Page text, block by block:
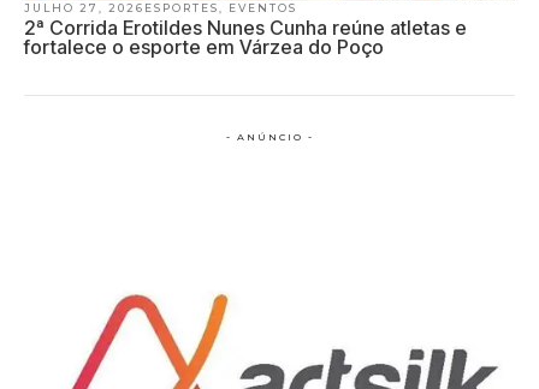
JULHO 27, 2026 ESPORTES EVENTOS
2ª Corrida Erotildes Nunes Cunha reúne atletas e
fortalece o esporte em Várzea do Poço
- ANÚNCIO -